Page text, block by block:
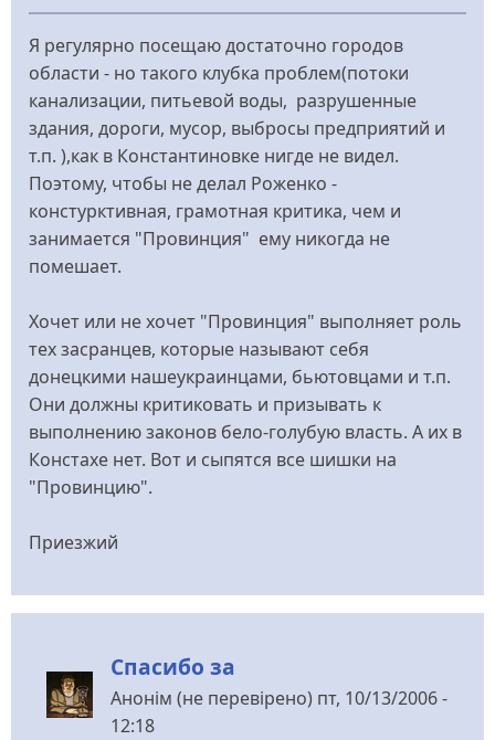
Я регулярно посещаю достаточно городов
области - но такого клубка проблем(потоки
канализации, питьевой воды, разрушенные
здания, дороги, мусор, выбросы предприятий и
т.п. ),как в Константиновке нигде не видел.
Поэтому, чтобы не делал Роженко -
констурктивная, грамотная критика, чем и
занимается "Провинция" ему никогда не
помешает.
Хочет или не хочет "Провинция" выполняет роль
тех засранцев, которые называют себя
донецкими нашеукраинцами, бьютовцами и т.п.
Они должны критиковать и призывать к
выполнению законов бело-голубую власть. А их в
Констахе нет. Вот и сыпятся все шишки на
"Провинцию".
Приезжий
Спасибо за
Анонім (не перевірено) пт, 10/13/2006 -
12:18